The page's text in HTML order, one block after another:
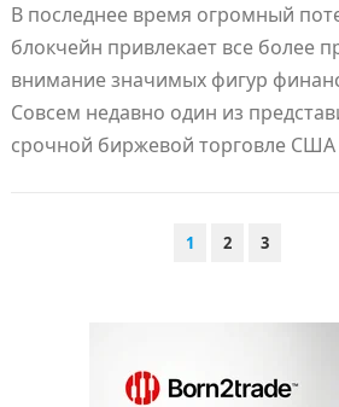
В последнее время огромный
блокчейн привлекает все более
внимание значимых фигур
Совсем недавно один из
срочной биржевой торговле США
1 2 3